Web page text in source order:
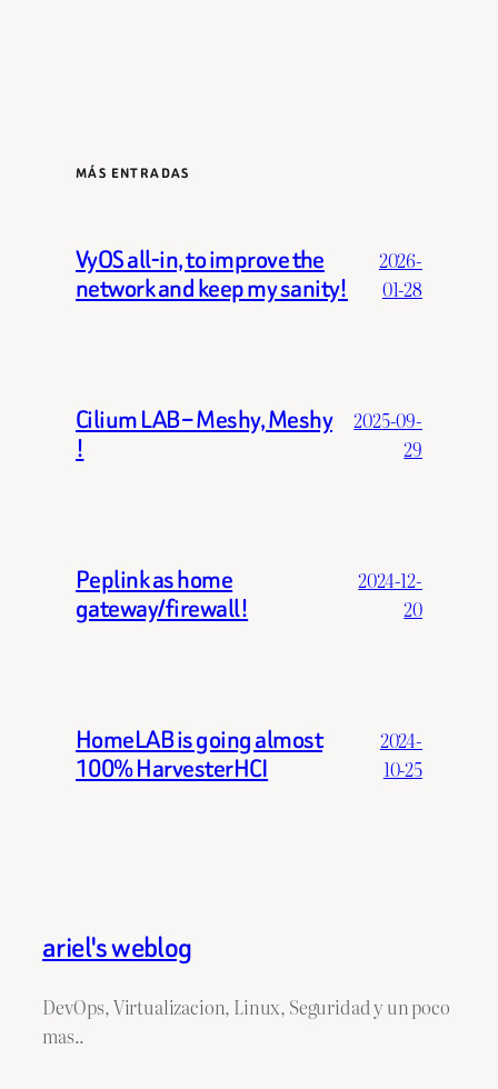
MÁS ENTRADAS
VyOS all-in, to improve the
network and keep my sanity!
2026-
01-28
Cilium LAB – Meshy, Meshy
!
2025-09-
29
Peplink as home
gateway/firewall!
2024-12-
20
HomeLAB is going almost
100% HarvesterHCI
2024-
10-25
ariel's weblog
DevOps, Virtualizacion, Linux, Seguridad y un poco
mas..